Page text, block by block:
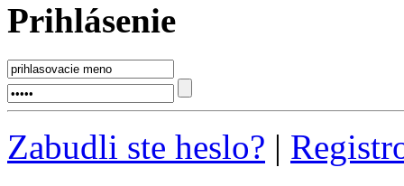
Prihlásenie
Zabudli ste heslo? |